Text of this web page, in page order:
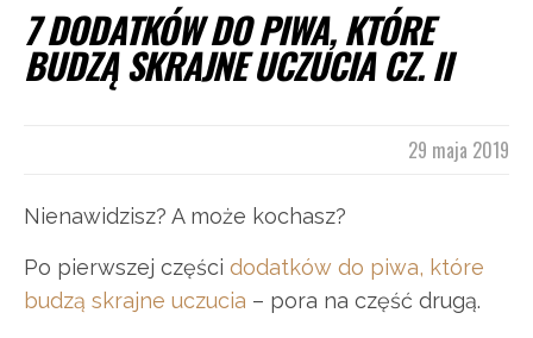
7 DODATKÓW DO PIWA, KTÓRE
BUDZĄ SKRAJNE UCZUCIA CZ. II
29 maja 2019
Nienawidzisz? A może kochasz?
Po pierwszej części dodatków do piwa, które
budzą skrajne uczucia – pora na część drugą.